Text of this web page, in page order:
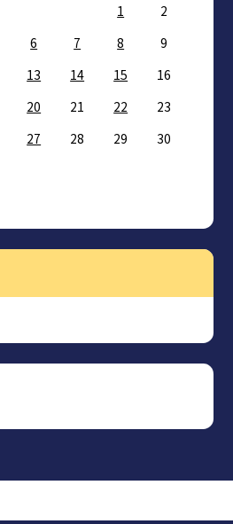
1
2
6 7 8
9
13 14 15
16
20 21 22
23
27 28 29
30